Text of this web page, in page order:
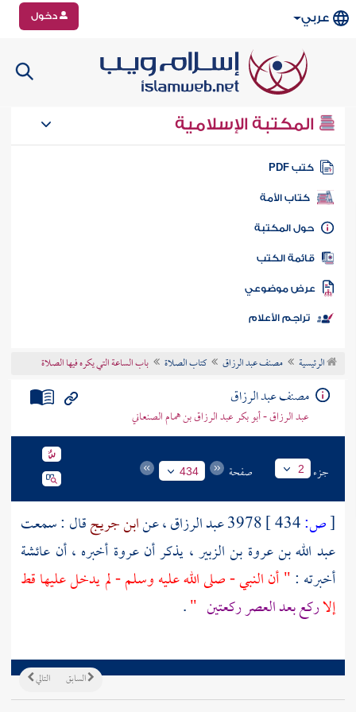
عربي دخول
المكتبة الإسلامية
كتب PDF
كتاب الأمة
المكتبة
الكتب
موضوعي
تراجم الأعلام
الرئيسية مصنف عبد الرزاق كتاب الصلاة باب الساعة التي يكره فيها الصلاة
مصنف عبد الرزاق
عبد الرزاق - أبو بكر عبد الرزاق بن همام الصنعاني
جزء 2 صفحة 434
[ص: 3978عبد الرزاق، عنابن جريجقال : سمعت
عبد الله بن عروة بن الزبير، يذكر أنعروة أخبره ، أن عائشة
أخبرته :" أن النبي - صلى الله عليه وسلم - لم يدخل عليها قط
إلاركع بعد العصر ركعتين "
.
التالي السابق